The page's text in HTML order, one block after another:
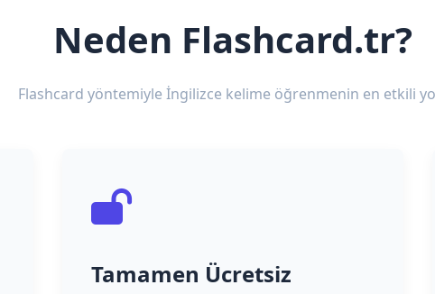
Neden Flashcard.tr?
Flashcard yöntemiyle İngilizce kelime öğrenmenin en etkili
Tamamen Ücretsiz